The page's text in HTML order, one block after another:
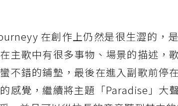
在創作上仍然是很生澀的，
主歌中有很多事物、場景的描述，
不錯的鋪墊，最後在進入副歌前停
感覺，繼續將主題「Paradise」大